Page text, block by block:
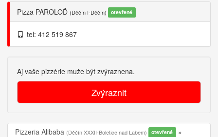
Pizza PAROLOĎ (Děčín I-Děčín) otevřené
tel: 412 519 867
Aj vaše pizzérie muže být zvýraznena.
Zvýraznit
Pizzeria Alibaba (Děčín XXXII-Boletice nad Labem) otevřené